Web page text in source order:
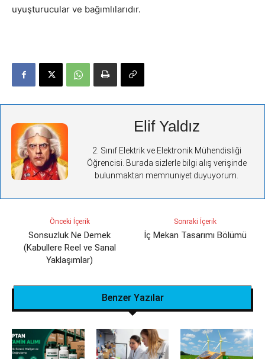
uyuşturucular ve bağımlılarıdır.
Elif Yaldız
2. Sınıf Elektrik ve Elektronik Mühendisliği
Öğrencisi. Burada sizlerle bilgi alış verişinde
bulunmaktan memnuniyet duyuyorum.
Önceki İçerik
Sonsuzluk Ne Demek
(Kabullere Reel ve Sanal
Yaklaşımlar)
Sonraki İçerik
İç Mekan Tasarımı Bölümü
Benzer Yazılar